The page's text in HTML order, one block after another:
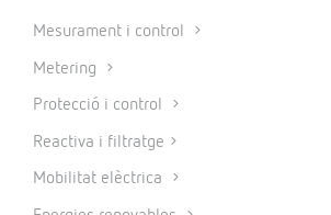
Mesurament i control
Metering
Protecció i control
Reactiva i filtratge
Mobilitat elèctrica